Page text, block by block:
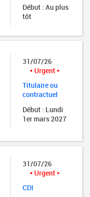
Début : Au plus
tôt
31/07/26
Urgent
Titulaire ou
contractuel
Début : Lundi
1er mars 2027
31/07/26
Urgent
CDI